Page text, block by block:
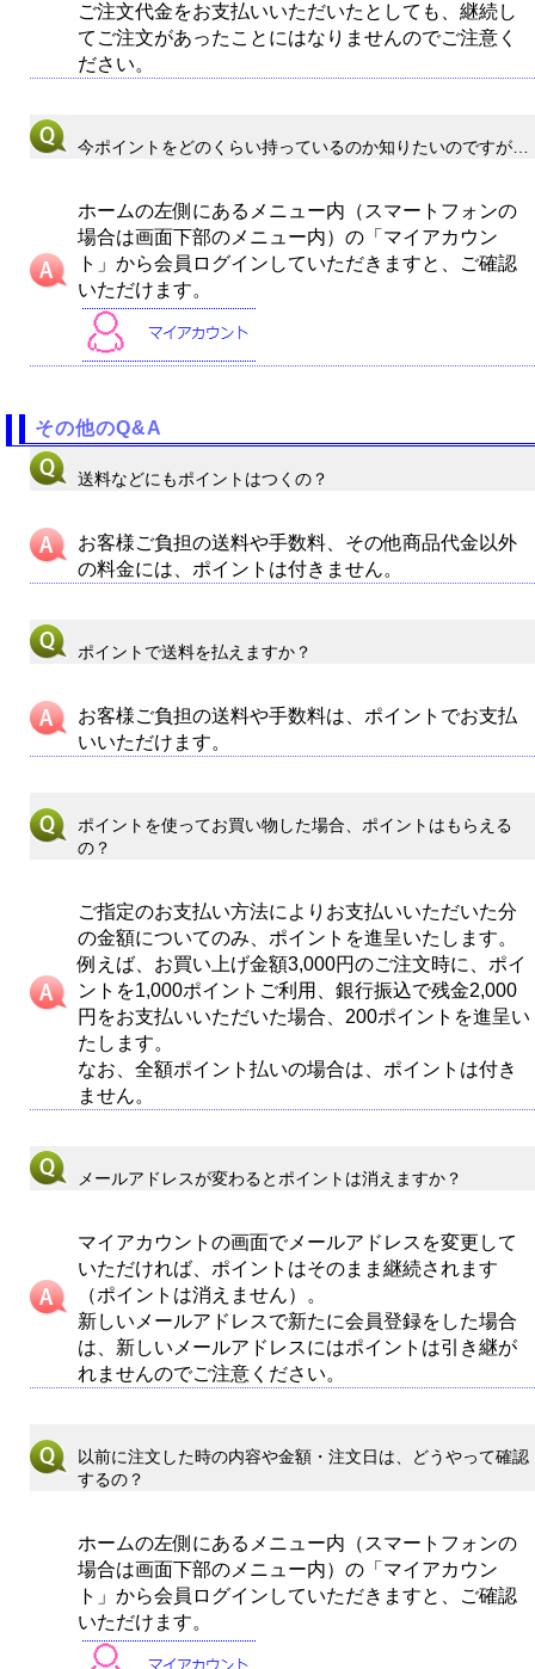
ご注文代金をお支払いいただいたとしても、継続し
てご注文があったことにはなりませんのでご注意く
ださい。
今ポイントをどのくらい持っているのか知りたいのですが…
ホームの左側にあるメニュー内（スマートフォンの
場合は画面下部のメニュー内）の「マイアカウン
ト」から会員ログインしていただきますと、ご確認
いただけます。
その他のQ&A
送料などにもポイントはつくの？
お客様ご負担の送料や手数料、その他商品代金以外
の料金には、ポイントは付きません。
ポイントで送料を払えますか？
お客様ご負担の送料や手数料は、ポイントでお支払
いいただけます。
ポイントを使ってお買い物した場合、ポイントはもらえる
の？
ご指定のお支払い方法によりお支払いいただいた分
の金額についてのみ、ポイントを進呈いたします。
例えば、お買い上げ金額3,000円のご注文時に、ポイ
ントを1,000ポイントご利用、銀行振込で残金2,000
円をお支払いいただいた場合、200ポイントを進呈い
たします。
なお、全額ポイント払いの場合は、ポイントは付き
ません。
メールアドレスが変わるとポイントは消えますか？
マイアカウントの画面でメールアドレスを変更して
いただければ、ポイントはそのまま継続されます
（ポイントは消えません）。
新しいメールアドレスで新たに会員登録をした場合
は、新しいメールアドレスにはポイントは引き継が
れませんのでご注意ください。
以前に注文した時の内容や金額・注文日は、どうやって確認
するの？
ホームの左側にあるメニュー内（スマートフォンの
場合は画面下部のメニュー内）の「マイアカウン
ト」から会員ログインしていただきますと、ご確認
いただけます。